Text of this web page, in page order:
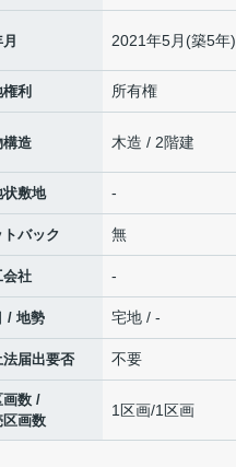
2021年5月(築5年)
利 所有権
構造 木造 / 2階建
状敷地 -
トバック 無
会社 -
/ 地勢 宅地 / -
法届出要否 不要
画数 /
区画数
1区画/1区画